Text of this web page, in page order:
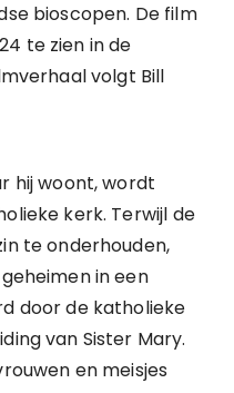
bioscopen. De film
te zien in de
volgt Bill
hij woont, wordt
kerk. Terwijl de
te onderhouden,
in een
door de katholieke
van Sister Mary.
en meisjes